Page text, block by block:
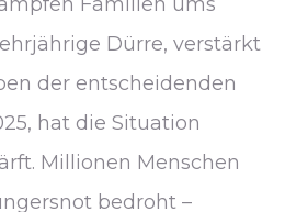
Dürre, verstärkt
der entscheidenden
hat die Situation
Millionen Menschen
bedroht –